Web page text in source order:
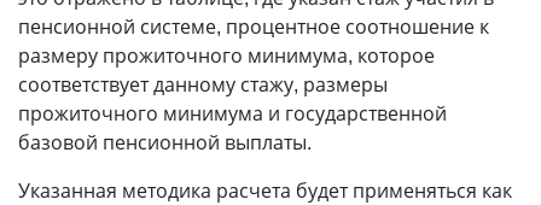
пенсионной системе, процентное соотношение к
размеру прожиточного минимума, которое
соответствует данному стажу, размеры
прожиточного минимума и государственной
базовой пенсионной выплаты.
Указанная методика расчета будет применяться как